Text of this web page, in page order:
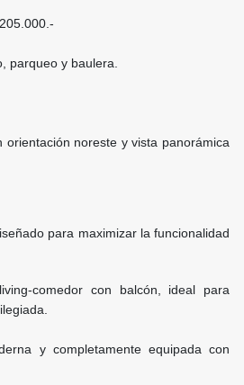
parqueo y baulera.
orientación noreste y vista panorámica
para maximizar la funcionalidad
comedor con balcón, ideal para
y completamente equipada con